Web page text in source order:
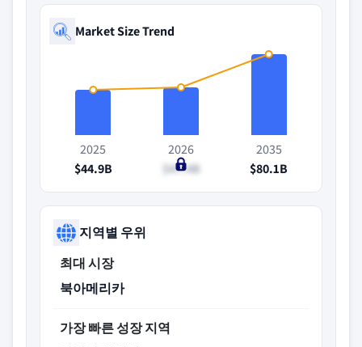
Market Size Trend
2025
$44.9B
2026
$47.4B
2035
$80.1B
지역별 우위
최대 시장
북아메리카
가장 빠른 성장 지역